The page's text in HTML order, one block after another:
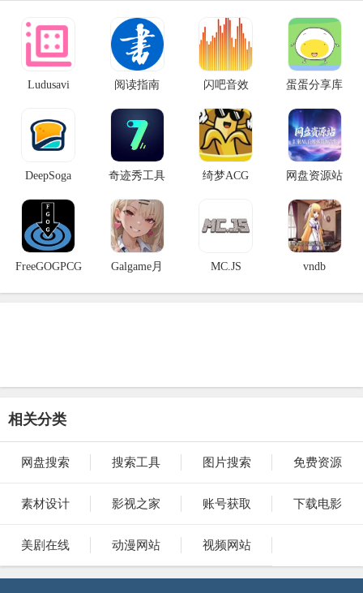
Ludusavi 阅读指南 闪吧音效 蛋蛋分享库
DeepSoga 奇迹秀工具 绮梦ACG 网盘资源站
FreeGOGPCG Galgame月 MC.JS vndb
相关分类
网盘搜索 搜索工具 图片搜索 免费资源
素材设计 影视之家 账号获取 下载电影
美剧在线 动漫网站 视频网站